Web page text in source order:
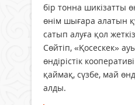
бір тонна шикізатты
өнім шығара алатын
сатып алуға қол
Сөйтіп, «Қосескек»
өндірістік
қаймақ, сүзбе, май
алды.